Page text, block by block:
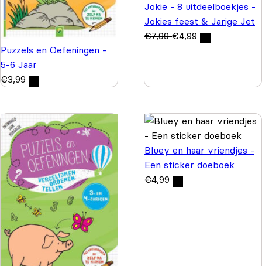
Puzzels en Oefeningen -
5-6 Jaar
€3,99
Jokie - 8 uitdeelboekjes -
Jokies feest & Jarige Jet
€7,99 €4,99
Bluey en haar vriendjes -
Een sticker doeboek
€4,99